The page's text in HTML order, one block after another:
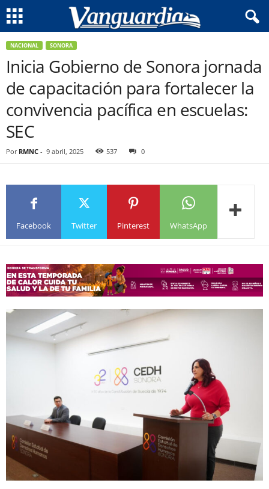
NACIONAL SONORA
Inicia Gobierno de Sonora jornada
de capacitación para fortalecer la
convivencia pacífica en escuelas:
SEC
Por RMNC - 9 abril, 2025 537 0
Facebook Twitter Pinterest WhatsApp